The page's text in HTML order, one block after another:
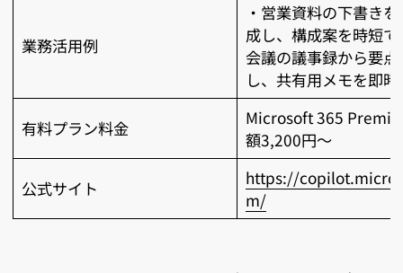
業務活用例
・営業資料の下書き
成し、構成案を時短
会議の議事録から要点
し、共有用メモを即
有料プラン料金
Microsoft 365
額3,200円～
公式サイト
https://
m/